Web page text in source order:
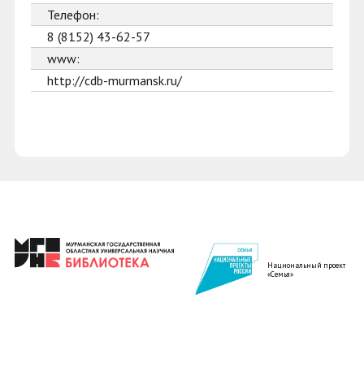
Телефон:
8 (8152) 43-62-57
www:
http://cdb-murmansk.ru/
Национальный проект
«Семья»